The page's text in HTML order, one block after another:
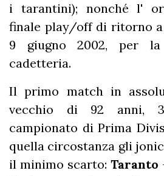
i tarantini); nonché l'
finale play/off di ritorno
9 giugno 2002, per la
cadetteria.
Il primo match in
vecchio di 92 anni, 3
campionato di Prima
quella circostanza gli
il minimo scarto: Taranto